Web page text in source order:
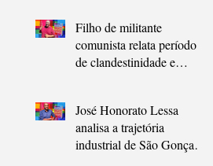
Filho de militante
comunista relata período
de clandestinidade e
ditadura
José Honorato Lessa
analisa a trajetória
industrial de São Gonçalo